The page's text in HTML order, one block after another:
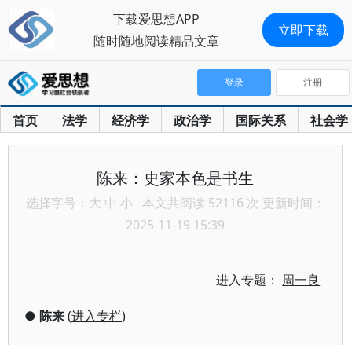
首页 法学 经济学 政治学 国际关系 社会学
登录 注册
陈来：史家本色是书生
选择字号： 大 中 小 本文共阅读 52116 次 更新时间：
2025-11-19 15:39
进入专题： 周一良
● 陈来(进入专栏)
下载爱思想APP
随时随地阅读精品文章
立即下载